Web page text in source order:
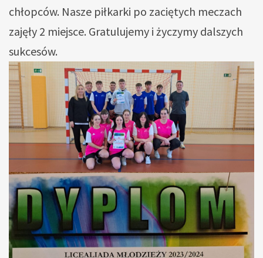
chłopców. Nasze piłkarki po zaciętych meczach
zajęły 2 miejsce. Gratulujemy i życzymy dalszych
sukcesów.